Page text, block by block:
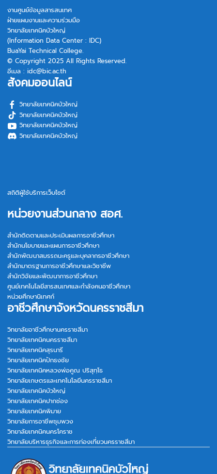
งานศูนย์ข้อมูลสารสนเทศ
ฝ่ายแผนงานและความร่วมมือ
วิทยาลัยเทคนิคบัวใหญ่
(Information Data Center : IDC)
BuaYai Technical College.
© Copyright 2025 All Rights Reserved.
อีเมล : idc@bic.ac.th
สังคมออนไลน์
วิทยาลัยเทคนิคบัวใหญ่
วิทยาลัยเทคนิคบัวใหญ่
วิทยาลัยเทคนิคบัวใหญ่
วิทยาลัยเทคนิคบัวใหญ่
สถิติผู้ใช้บริการเว็บไซต์
หน่วยงานส่วนกลาง สอศ.
สำนักติดตามและประเมินผลการอาชีวศึกษา
สำนักนโยบายและแผนการอาชีวศึกษา
สำนักพัฒนาสมรรถนะครูและบุคลากรอาชีวศึกษา
สำนักมาตรฐานการอาชีวศึกษาและวิชาชีพ
สำนักวิจัยและพัฒนาการอาชีวศึกษา
ศูนย์เทคโนโลยีสารสนเทศและกำลังคนอาชีวศึกษา
หน่วยศึกษานิเทศก์
อาชีวศึกษาจังหวัดนครราชสีมา
วิทยาลัยอาชีวศึกษานครราชสีมา
วิทยาลัยเทคนิคนครราชสีมา
วิทยาลัยเทคนิคสุรนารี
วิทยาลัยเทคนิคปักธงชัย
วิทยาลัยเทคนิคหลวงพ่อคูณ ปริสุทฺโธ
วิทยาลัยเกษตรและเทคโนโลยีนครราชสีมา
วิทยาลัยเทคนิคบัวใหญ่
วิทยาลัยเทคนิคปากช่อง
วิทยาลัยเทคนิคพิมาย
วิทยาลัยการอาชีพชุมพวง
วิทยาลัยเทคนิคนครโคราช
วิทยาลัยบริหารธุรกิจและการท่องเที่ยวนครราชสีมา